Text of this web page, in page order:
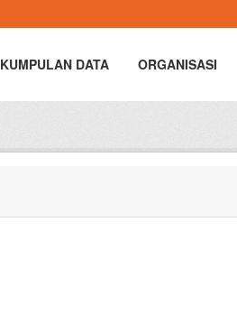
KUMPULAN DATA ORGANISASI